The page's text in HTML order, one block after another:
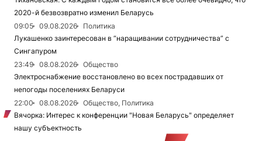
2020-й безвозвратно изменил Беларусь
09:05
09.08.2026
Политика
Лукашенко заинтересован в “наращивании сотрудничества” с
Сингапуром
23:49
08.08.2026
Общество
Электроснабжение восстановлено во всех пострадавших от
непогоды поселениях Беларуси
22:00
08.08.2026
Общество, Политика
Вячорка: Интерес к конференции "Новая Беларусь" определяет
нашу субъектность